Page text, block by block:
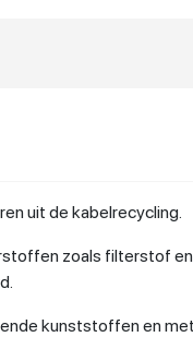
uit de kabelrecycling.
zoals filterstof
kunststoffen en